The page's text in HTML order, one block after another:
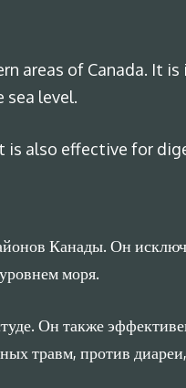
areas of Canada. It
sea level.
is also effective for
Канады. Он
моря.
Он также
травм, против